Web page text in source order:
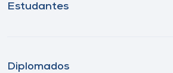
Estudantes
Diplomados